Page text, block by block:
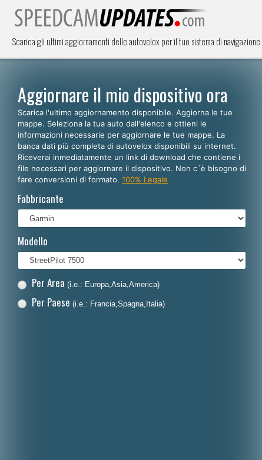
Scarica gli ultimi aggiornamenti delle autovelox per il tuo sistema di
Aggiornare il mio dispositivo ora
Scarica l'ultimo aggiornamento disponibile. Aggiorna le tue
mappe. Seleziona la tua auto dall'elenco e ottieni le
informazioni necessarie per aggiornare le tue mappe. La
banca dati più completa di autovelox disponibili su internet.
Riceverai inmediatamente un link di download che contiene i
file necessari per aggiornare il dispositivo. Non c´è bisogno di
fare conversioni di formato. 100% Legale
Fabbricante
Modello
Per Area (i.e.: Europa,Asia,America)
Per Paese (i.e.: Francia,Spagna,Italia)